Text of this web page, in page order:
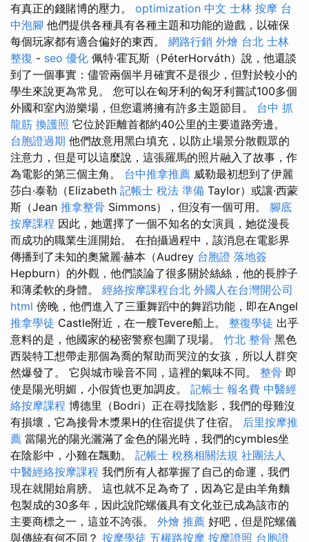
有真正的錢賭博的壓力。 optimization 中文 士林 按摩 台
中泡腳 他們提供各種具有各種主題和功能的遊戲，以確保
每個玩家都有適合偏好的東西。 網路行銷 外燴 台北 士林
整復 - seo 優化 佩特·霍瓦斯（PéterHorváth）說，他還談
到了一個事實：儘管兩個半月確實不是很少，但對於較小的
學生來說更為常見。 您可以在匈牙利的匈牙利嘗試100多個
外國和室內游樂場，但您還將擁有許多主題節目。 台中 抓
龍筋 換護照 它位於距離首都約40公里的主要道路旁邊。
台胞證過期 他們故意用黑白填充，以防止場景分散觀眾的
注意力，但是可以這麼說，這張羅馬的照片融入了故事，作
為電影的第三個主角。 台中推拿推薦 威勒最初想到了伊麗
莎白·泰勒（Elizabeth 記帳士 稅法 準備 Taylor）或讓·西蒙
斯（Jean 推拿整骨 Simmons），但沒有一個可用。 腳底
按摩課程 因此，她選擇了一個不知名的女演員，她從漫長
而成功的職業生涯開始。 在拍攝過程中，該消息在電影界
傳播到了未知的奧黛麗·赫本（Audrey 台胞證 落地簽
Hepburn）的外觀，他們談論了很多關於絲絲，他的長脖子
和薄柔軟的身體。 經絡按摩課程台北 外國人在台灣開公司
html 傍晚，他們進入了三重舞蹈中的舞蹈功能，即在Angel
推拿學徒 Castle附近，在一艘Tevere船上。 整復學徒 出乎
意料的是，他國家的秘密警察包圍了現場。 竹北 整骨 黑色
西裝特工想帶走那個為喬的幫助而哭泣的女孩，所以人群突
然爆發了。 它與城市噪音不同，這裡的氣味不同。 整骨 即
使是陽光明媚，小假貨也更加調皮。 記帳士 報名費 中醫經
絡按摩課程 博德里（Bodri）正在尋找陰影，我們的母雞沒
有損壞，它為接骨木漿果H的住宿提供了住宿。 后里按摩推
薦 當陽光的陽光灑滿了金色的陽光時，我們的cymbles坐
在陰影中，小雞在飄動。 記帳士 稅務相關法規 社團法人
中醫經絡按摩課程 我們所有人都掌握了自己的命運，我們
現在就開始肩膀。 這也就不足為奇了，因為它是由羊角麵
包製成的30多年，因此說陀螺儀具有文化並已成為該市的
主要商標之一，這並不誇張。 外燴 推薦 好吧，但是陀螺儀
與傳統有何不同？ 按摩學徒 五權路按摩 按摩證照 台胞證